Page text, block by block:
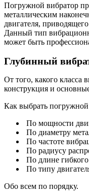
Погружной вибратор
металлическим
двигателя,
Данный тип
может быть
Глубинный
От того, какого класса
конструкция и
Как выбрать
По мощности
По диаметру
По частоте
По радиусу
По длине гибкого
По типу
Обо всем по порядку.